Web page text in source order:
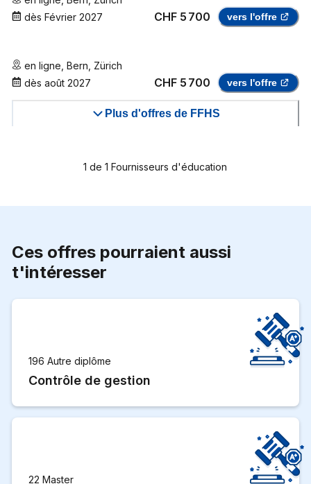
dès Février 2027 CHF 5 700 vers l'offre
en ligne Bern Zürich
dès août 2027 CHF 5 700 vers l'offre
Plus d'offres de FFHS
1 de 1 Fournisseurs d'éducation
Ces offres pourraient aussi
t'intéresser
196 Autre diplôme
Contrôle de gestion
22 Master